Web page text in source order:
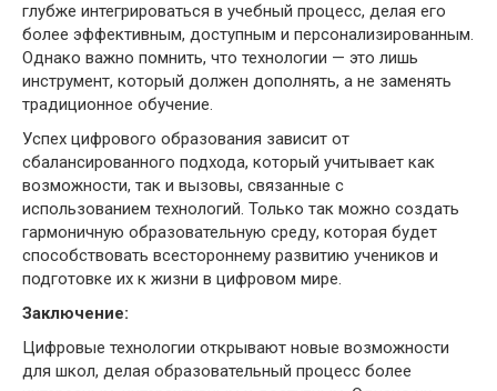
глубже интегрироваться в учебный процесс, делая его
более эффективным, доступным и персонализированным.
Однако важно помнить, что технологии — это лишь
инструмент, который должен дополнять, а не заменять
традиционное обучение.
Успех цифрового образования зависит от
сбалансированного подхода, который учитывает как
возможности, так и вызовы, связанные с
использованием технологий. Только так можно создать
гармоничную образовательную среду, которая будет
способствовать всестороннему развитию учеников и
подготовке их к жизни в цифровом мире.
Заключение:
Цифровые технологии открывают новые возможности
для школ, делая образовательный процесс более